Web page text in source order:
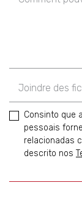
Joindre des
Consinto que
pessoais
relacionadas
descrito nos